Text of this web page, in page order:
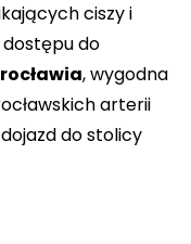
ciszy i
dostępu do
, wygodna
arterii
do stolicy